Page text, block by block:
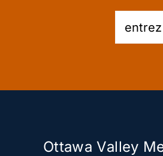
Ottawa Valley